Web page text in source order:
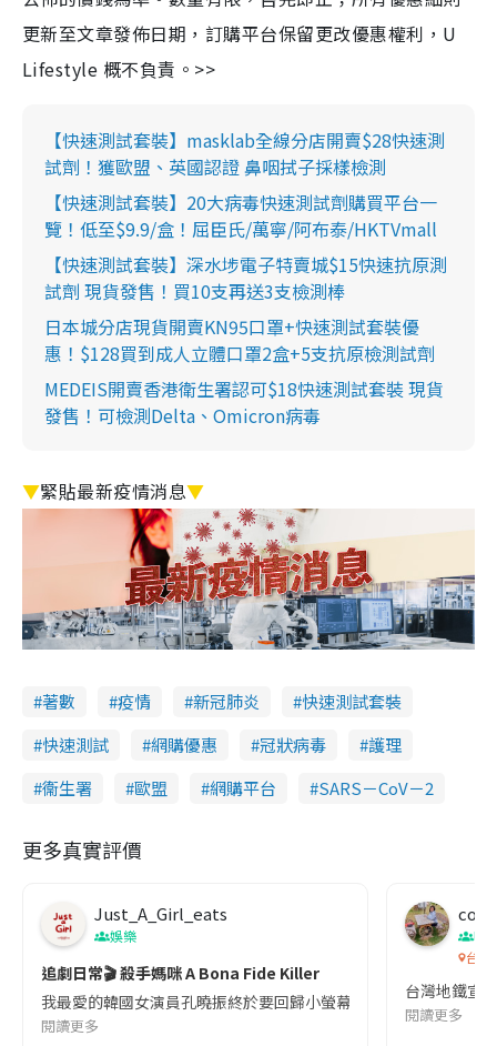
更新至文章發佈日期，訂購平台保留更改優惠權利，U
Lifestyle 概不負責。>>
【快速測試套裝】masklab全線分店開賣$28快速測
試劑！獲歐盟、英國認證 鼻咽拭子採樣檢測
【快速測試套裝】20大病毒快速測試劑購買平台一
覽！低至$9.9/盒！屈臣氏/萬寧/阿布泰/HKTVmall
【快速測試套裝】深水埗電子特賣城$15快速抗原測
試劑 現貨發售！買10支再送3支檢測棒
日本城分店現貨開賣KN95口罩+快速測試套裝優
惠！$128買到成人立體口罩2盒+5支抗原檢測試劑
MEDEIS開賣香港衛生署認可$18快速測試套裝 現貨
發售！可檢測Delta、Omicron病毒
▼緊貼最新疫情消息▼
著數 疫情 新冠肺炎
快速測試套裝
快速測試
網購優惠 冠狀病毒
護理
衞生署
歐盟 網購平台 SARS－CoV－2
更多真實評價
Just_A_Girl_eats
娛樂
追劇日常🎬 殺手媽咪 A Bona Fide Killer
我最愛的韓國女演員孔曉振終於要回歸小螢幕啦!這次的劇本改編
閱讀更多
co
吹
台灣
台灣地鐵宣
閱讀更多